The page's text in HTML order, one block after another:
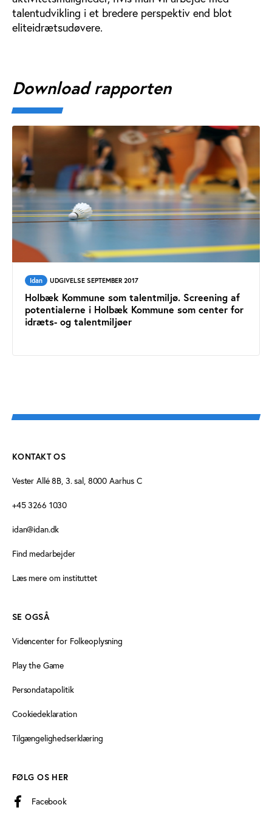
talentudvikling i et bredere perspektiv end blot
eliteidrætsudøvere.
Download rapporten
Idan UDGIVELSE SEPTEMBER 2017
Holbæk Kommune som talentmiljø. Screening af
potentialerne i Holbæk Kommune som center for
idræts- og talentmiljøer
KONTAKT OS
Vester Allé 8B, 3. sal, 8000 Aarhus C
+45 3266 1030
idan@idan.dk
Find medarbejder
Læs mere om instituttet
SE OGSÅ
Videncenter for Folkeoplysning
Play the Game
Persondatapolitik
Cookiedeklaration
Tilgængelighedserklæring
FØLG OS HER
Facebook